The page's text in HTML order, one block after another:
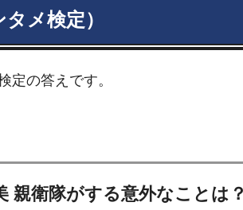
メ検定）
定の答えです。
親衛隊がする意外なことは